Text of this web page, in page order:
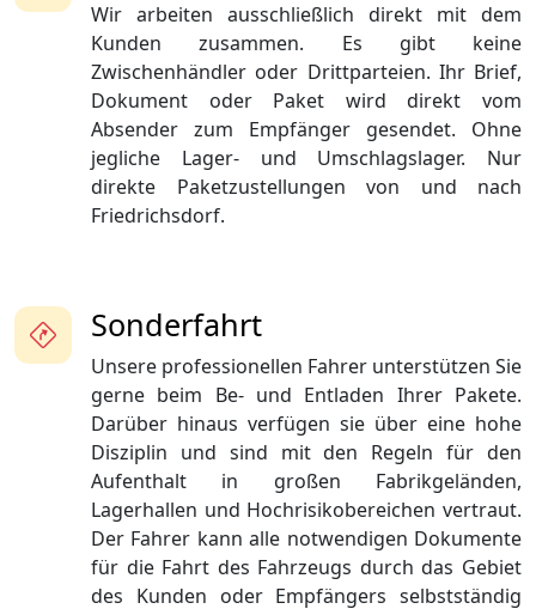
Sonderfahrt
Unsere professionellen Fahrer unterstützen Sie
gerne beim Be- und Entladen Ihrer Pakete.
Darüber hinaus verfügen sie über eine hohe
Disziplin und sind mit den Regeln für den
Aufenthalt in großen Fabrikgeländen,
Lagerhallen und Hochrisikobereichen vertraut.
Der Fahrer kann alle notwendigen Dokumente
für die Fahrt des Fahrzeugs durch das Gebiet
des Kunden oder Empfängers selbstständig
Wir arbeiten ausschließlich direkt mit dem
Kunden zusammen. Es gibt keine
Zwischenhändler oder Drittparteien. Ihr Brief,
Dokument oder Paket wird direkt vom
Absender zum Empfänger gesendet. Ohne
jegliche Lager- und Umschlagslager. Nur
direkte Paketzustellungen von und nach
Friedrichsdorf.